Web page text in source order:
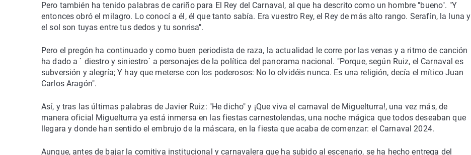
Pero también ha tenido palabras de cariño para El Rey del Carnaval, al que ha descrito como un hombre "bueno". "Y
entonces obró el milagro. Lo conocí a él, él que tanto sabía. Era vuestro Rey, el Rey de más alto rango. Serafín, la luna y
el sol son tuyas entre tus dedos y tu sonrisa".
Pero el pregón ha continuado y como buen periodista de raza, la actualidad le corre por las venas y a ritmo de canción
ha dado a ` diestro y siniestro´ a personajes de la política del panorama nacional. "Porque, según Ruiz, el Carnaval es
subversión y alegría; Y hay que meterse con los poderosos: No lo olvidéis nunca. Es una religión, decía el mítico Juan
Carlos Aragón".
Así, y tras las últimas palabras de Javier Ruiz: "He dicho" y ¡Que viva el carnaval de Miguelturra!, una vez más, de
manera oficial Miguelturra ya está inmersa en las fiestas carnestolendas, una noche mágica que todos deseaban que
llegara y donde han sentido el embrujo de la máscara, en la fiesta que acaba de comenzar: el Carnaval 2024.
Aunque, antes de bajar la comitiva institucional y carnavalera que ha subido al escenario, se ha hecho entrega del